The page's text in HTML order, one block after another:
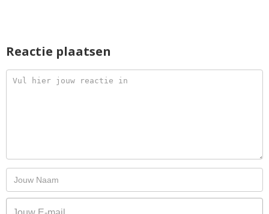
Reactie plaatsen